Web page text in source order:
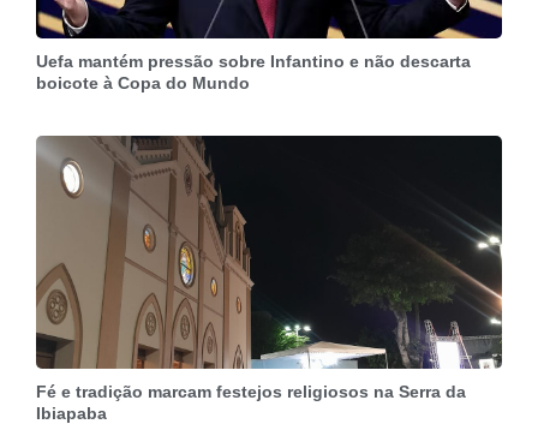
Uefa mantém pressão sobre Infantino e não descarta
boicote à Copa do Mundo
Fé e tradição marcam festejos religiosos na Serra da
Ibiapaba